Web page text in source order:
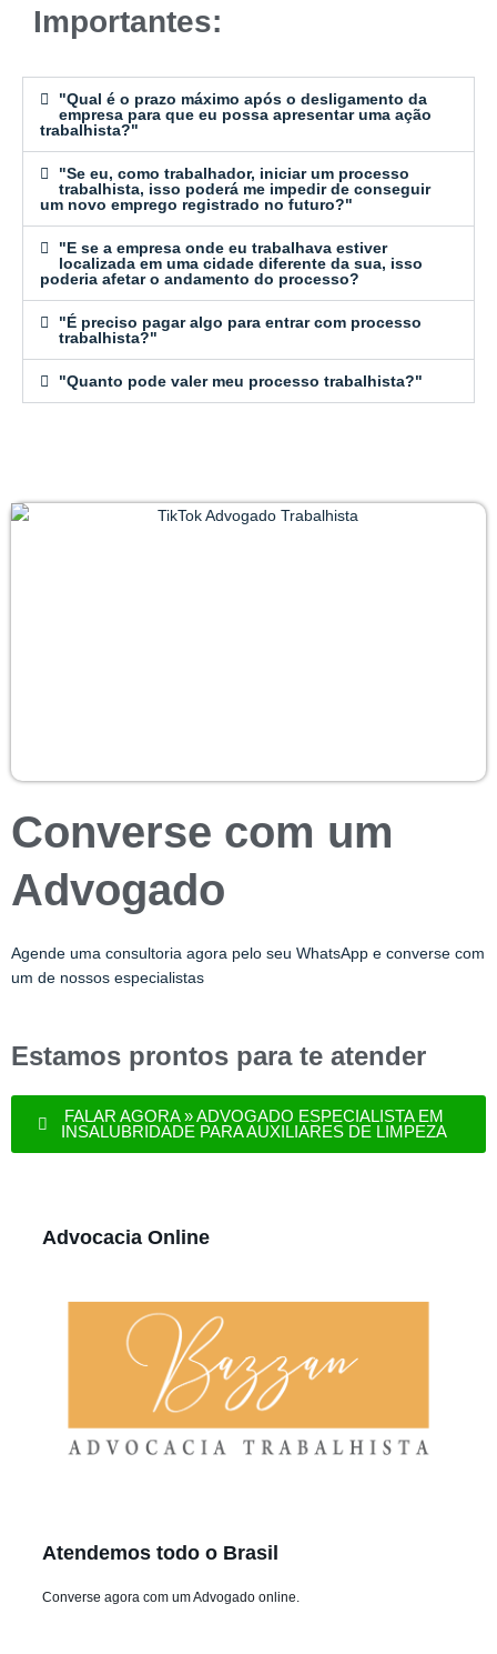
Importantes:
"Qual é o prazo máximo após o desligamento da
empresa para que eu possa apresentar uma ação
trabalhista?"
"Se eu, como trabalhador, iniciar um processo
trabalhista, isso poderá me impedir de conseguir
um novo emprego registrado no futuro?"
"E se a empresa onde eu trabalhava estiver
localizada em uma cidade diferente da sua, isso
poderia afetar o andamento do processo?
"É preciso pagar algo para entrar com processo
trabalhista?"
"Quanto pode valer meu processo trabalhista?"
Converse com um
Advogado
Agende uma consultoria agora pelo seu WhatsApp e converse com
um de nossos especialistas
Estamos prontos para te atender
FALAR AGORA » ADVOGADO ESPECIALISTA EM
INSALUBRIDADE PARA AUXILIARES DE LIMPEZA
Advocacia Online
Atendemos todo o Brasil
Converse agora com um Advogado online.